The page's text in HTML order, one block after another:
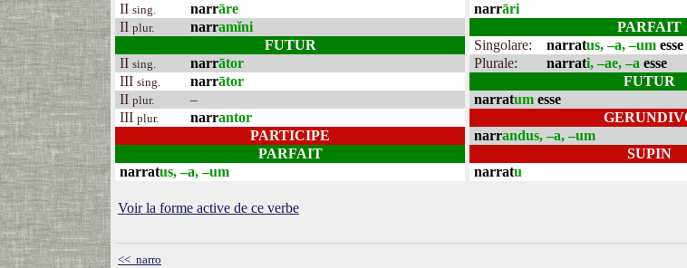
II sing. narrāre
II plur. narramĭni
FUTUR
II sing. narrātor
III sing. narrātor
II plur.
–
III plur. narrantor
PARTICIPE
PARFAIT
narratus, –a, –um
narrāri
PARFAIT
Singolare:
narratus, –a, –um esse
Plurale:
narrati, –ae, –a esse
FUTUR
narratum esse
narrandus, –a, –um
SUPIN
narratu
Voir la forme active de ce verbe
<< narro